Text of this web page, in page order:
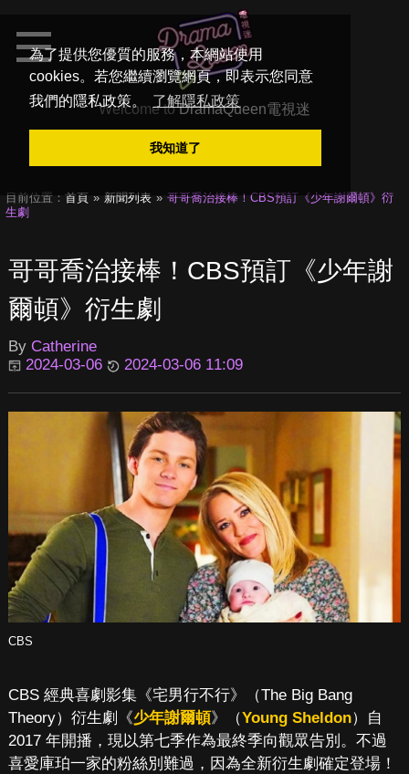
為了提供您優質的服務，本網站使用
cookies。若您繼續瀏覽網頁，即表示您同意
我們的隱私政策。
了解隱私政策
我知道了
Welcome toDramaQueen電視迷
目前位置： 首頁 新聞列表
哥哥喬治接棒！CBS預訂《少年謝爾頓》衍
生劇
哥哥喬治接棒！CBS預訂《少年謝
爾頓》衍生劇
By Catherine
2024-03-06
2024-03-06 11:09
CBS
CBS 經典喜劇影集《宅男行不行》（The Big Bang
Theory）衍生劇《少年謝爾頓》（Young Sheldon）自
2017 年開播，現以第七季作為最終季向觀眾告別。不過
喜愛庫珀一家的粉絲別難過，因為全新衍生劇確定登場！